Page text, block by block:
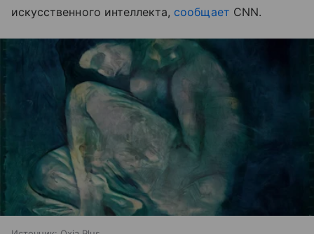
искусственного интеллекта, сообщает CNN.